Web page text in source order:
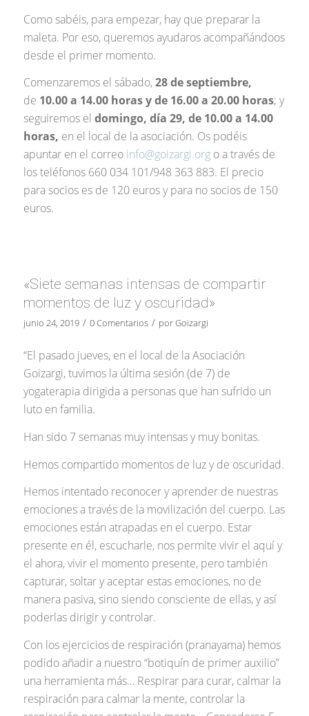
Como sabéis, para empezar, hay que preparar la
maleta. Por eso, queremos ayudaros acompañándoos
desde el primer momento.
Comenzaremos el sábado,28 de septiembre,
de 10.00 a 14.00 horas y de 16.00 a 20.00 horas; y
seguiremos el domingo, día 29, de 10.00 a 14.00
horas, en el local de la asociación. Os podéis
apuntar en el correo info@goizargi.orgo a través de
los teléfonos 660 034 101/948 363 883. El precio
para socios es de 120 euros y para no socios de 150
euros.
«Siete semanas intensas de compartir
momentos de luz y oscuridad»
junio 24, 2019 / 0 Comentarios / porGoizargi
“El pasado jueves, en el local de la Asociación
Goizargi, tuvimos la última sesión (de 7) de
yogaterapia dirigida a personas que han sufrido un
luto en familia.
Han sido 7 semanas muy intensas y muy bonitas.
Hemos compartido momentos de luz y de oscuridad.
Hemos intentado reconocer y aprender de nuestras
emociones a través de la movilización del cuerpo. Las
emociones están atrapadas en el cuerpo. Estar
presente en él, escucharle, nos permite vivir el aquí y
el ahora, vivir el momento presente, pero también
capturar, soltar y aceptar estas emociones, no de
manera pasiva, sino siendo consciente de ellas, y así
poderlas dirigir y controlar.
Con los ejercicios de respiración (pranayama) hemos
podido añadir a nuestro “botiquín de primer auxilio”
una herramienta más… Respirar para curar, calmar la
respiración para calmar la mente, controlar la